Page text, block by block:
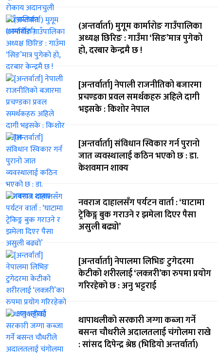
(अन्तर्वार्ता) मुगूम कार्मारोङ गाउँपालिका
अध्यक्ष छिरिङ : गाउँमा ‘सिङ’मात्र पुगेको
हो, दरबार केन्द्रमै छ !
[अन्तर्वार्ता] नेपाली राजनीतिको बजारमा
प्रचण्डका प्रवल समर्थकहरु अहिले दागी
भइसके : किशोर नेपाल
[अन्तर्वार्ता] संविधान स्विकार गर्न पुरानो
जात व्यवस्थालाई कठिन भएको छ : डा.
केशवमान शाक्य
नवराज दाहालसँग पर्यटन वार्ता : ‘घाटामा
ट्रेकिङ्ग बुक गराउने र झमेला दिएर पैसा
असुली बढ्यो’
[अन्तर्वार्ता] नेपालमा लिभिङ टुगेदरमा
केटीको शरीरलाई ‘लक्जरी’का रुपमा प्रयोग
गरिरहेको छ : अनु भट्टराई
थापाथलीको सरकारी जग्गा कब्जा गर्ने
बसन्त चौधरीले अदालतलाई चंगोलमा राखे
: सांसद दिपेन्द्र श्रेष्ठ (भिडियो अन्तर्वार्ता)